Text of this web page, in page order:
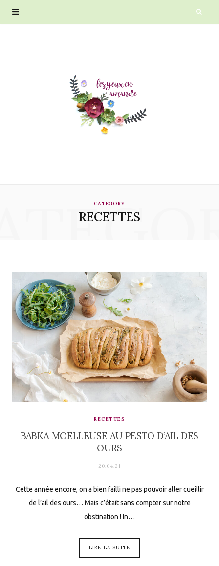
CATEGORY
RECETTES
RECETTES
BABKA MOELLEUSE AU PESTO D’AIL DES
OURS
20.04.21
Cette année encore, on a bien failli ne pas pouvoir aller cueillir
de l’ail des ours… Mais c’était sans compter sur notre
obstination ! In…
LIRE LA SUITE